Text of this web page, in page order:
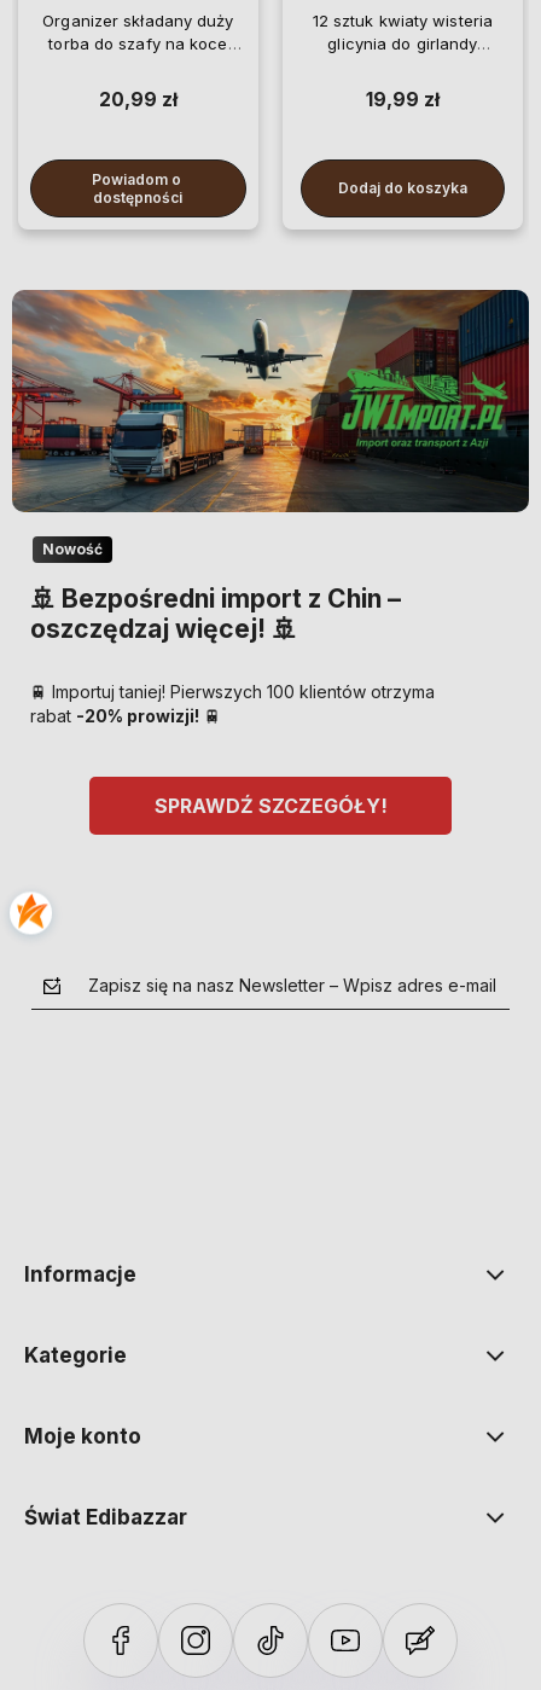
Organizer składany duży
torba do szafy na koce
20,99 zł
Powiadom o
dostępności
12 sztuk kwiaty wisteria
glicynia do girlandy
19,99 zł
Dodaj do koszyka
Nowość
🚢 Bezpośredni import z Chin –
oszczędzaj więcej! 🚢
🚆 Importuj taniej! Pierwszych 100 klientów otrzyma
rabat -20% prowizji! 🚆
SPRAWDŹ SZCZEGÓŁY!
Zapisz się na nasz Newsletter – Wpisz adres e-mail
Informacje
Kategorie
Moje konto
Świat Edibazzar